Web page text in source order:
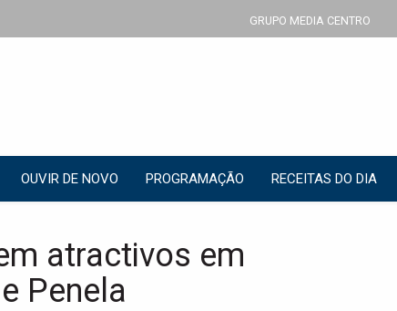
GRUPO MEDIA CENTRO
OUVIR DE NOVO PROGRAMAÇÃO RECEITAS DO DIA
atractivos em
Penela